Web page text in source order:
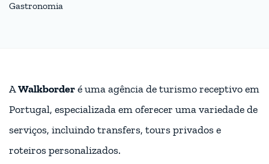
Gastronomia
AWalkborderé uma agência de turismo receptivo em
Portugal, especializada em oferecer uma variedade de
serviços, incluindo transfers, tours privados e
roteiros personalizados.